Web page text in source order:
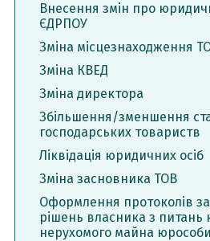
Внесення змін про
ЄДРПОУ
Зміна місцезнаходження
Зміна КВЕД
Зміна директора
Збільшення/зменшення
господарських товариств
Ліквідація юридичних осіб
Зміна засновника ТОВ
Оформлення протоколів
рішень власника з питань
нерухомого майна